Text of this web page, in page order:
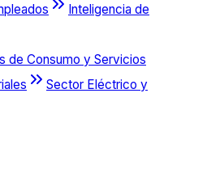
Inteligencia de
de Consumo y Servicios
Sector Eléctrico y